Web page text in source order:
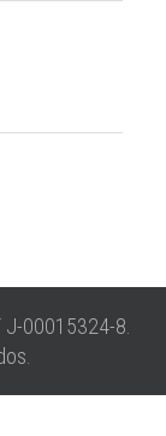
00015324-8.